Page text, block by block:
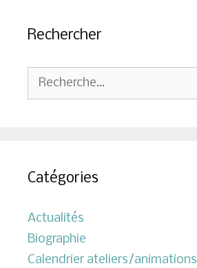
Rechercher
Rechercher :
Catégories
Actualités
Biographie
Calendrier ateliers/animations